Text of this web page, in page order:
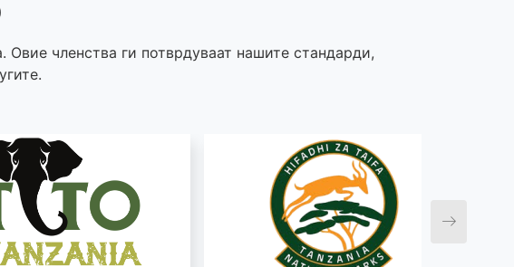
членства ги потврдуваат нашите стандарди,